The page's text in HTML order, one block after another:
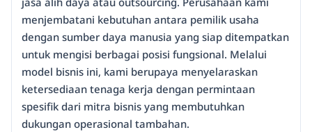
menjembatani kebutuhan antara pemilik usaha
dengan sumber daya manusia yang siap ditempatkan
untuk mengisi berbagai posisi fungsional. Melalui
model bisnis ini, kami berupaya menyelaraskan
ketersediaan tenaga kerja dengan permintaan
spesifik dari mitra bisnis yang membutuhkan
dukungan operasional tambahan.